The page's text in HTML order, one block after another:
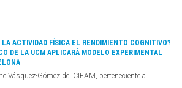
LA ACTIVIDAD FÍSICA EL RENDIMIENTO COGNITIVO?
DE LA UCM APLICARÁ MODELO EXPERIMENTAL
Vásquez-Gómez del CIEAM, perteneciente a …